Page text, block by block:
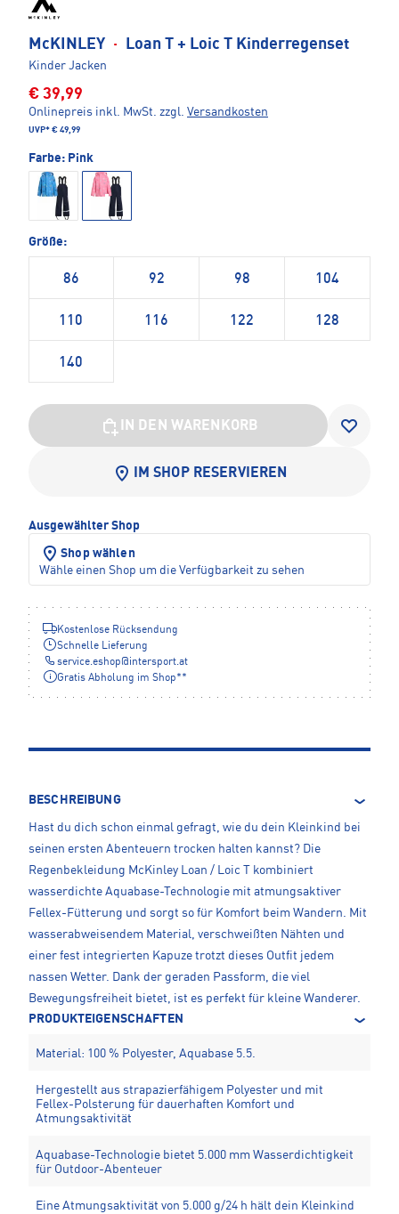
McKINLEY · Loan T + Loic T Kinderregenset
Kinder Jacken
€ 39,99
Onlinepreis inkl. MwSt. zzgl. Versandkosten
UVP* € 49,99
Farbe: Pink
Größe:
86 92 98 104
110 116 122 128
140
IN DEN WARENKORB
IM SHOP RESERVIEREN
Ausgewählter Shop
Shop wählen
Wähle einen Shop um die Verfügbarkeit zu sehen
Kostenlose Rücksendung
Schnelle Lieferung
service.eshop@intersport.at
Gratis Abholung im Shop**
BESCHREIBUNG
Hast du dich schon einmal gefragt, wie du dein Kleinkind bei
seinen ersten Abenteuern trocken halten kannst? Die
Regenbekleidung McKinley Loan / Loic T kombiniert
wasserdichte Aquabase-Technologie mit atmungsaktiver
Fellex-Fütterung und sorgt so für Komfort beim Wandern. Mit
wasserabweisendem Material, verschweißten Nähten und
einer fest integrierten Kapuze trotzt dieses Outfit jedem
nassen Wetter. Dank der geraden Passform, die viel
Bewegungsfreiheit bietet, ist es perfekt für kleine Wanderer.
PRODUKTEIGENSCHAFTEN
Material: 100 % Polyester, Aquabase 5.5.
Hergestellt aus strapazierfähigem Polyester und mit
Fellex-Polsterung für dauerhaften Komfort und
Atmungsaktivität
Aquabase-Technologie bietet 5.000 mm Wasserdichtigkeit
für Outdoor-Abenteuer
Eine Atmungsaktivität von 5.000 g/24 h hält dein Kleinkind